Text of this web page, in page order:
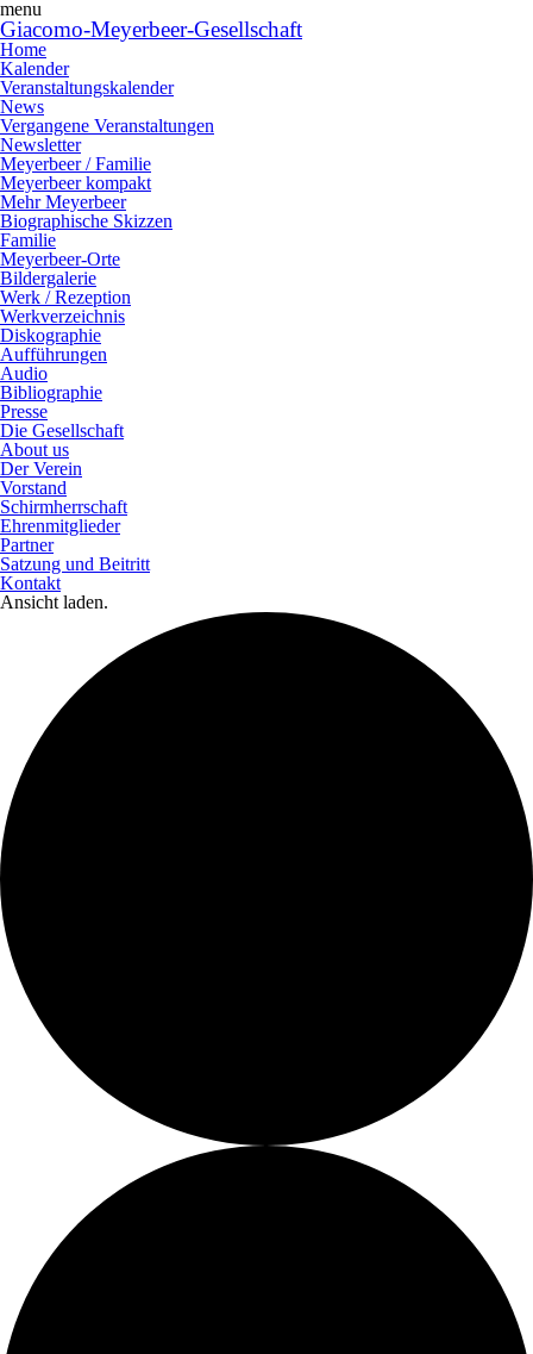
menu
Giacomo-Meyerbeer-Gesellschaft
Home
Kalender
Veranstaltungskalender
News
Vergangene Veranstaltungen
Newsletter
Meyerbeer / Familie
Meyerbeer kompakt
Mehr Meyerbeer
Biographische Skizzen
Familie
Meyerbeer-Orte
Bildergalerie
Werk / Rezeption
Werkverzeichnis
Diskographie
Aufführungen
Audio
Bibliographie
Presse
Die Gesellschaft
About us
Der Verein
Vorstand
Schirmherrschaft
Ehrenmitglieder
Partner
Satzung und Beitritt
Kontakt
Ansicht laden.